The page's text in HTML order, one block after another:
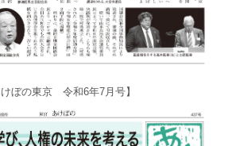
けぼの東京 令和6年7月号】